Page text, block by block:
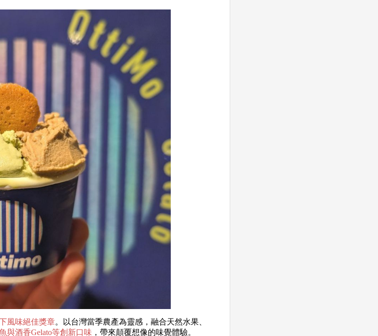
風味絕佳獎章。以台灣當季農產為靈感，融合天然水果、
與酒香Gelato等創新口味 ，帶來顛覆想像的味覺體驗。